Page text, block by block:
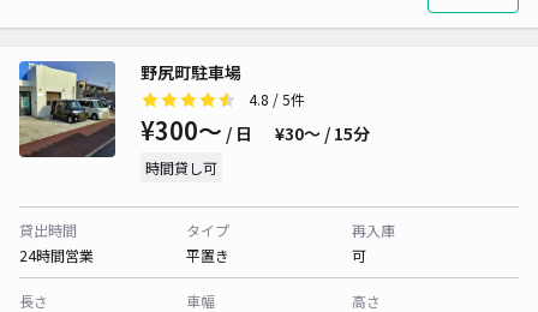
野尻町駐車場
4.8 / 5件
¥300〜 / 日 ¥30〜 / 15分
時間貸し可
貸出時間
24時間営業
タイプ
平置き
再入庫
可
長さ
車幅
高さ